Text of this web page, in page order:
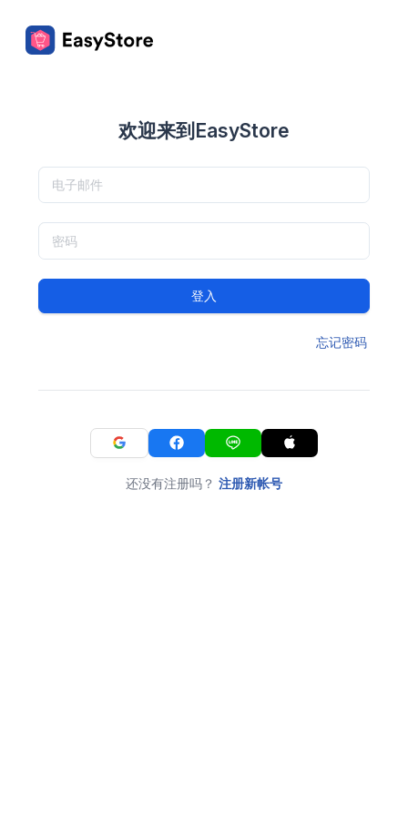
欢迎来到EasyStore
登入
忘记密码
还没有注册吗？ 注册新帐号